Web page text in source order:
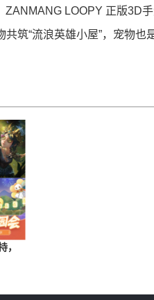
ZANMANG LOOPY 正版3D
共筑“流浪英雄小屋”，宠物也
，